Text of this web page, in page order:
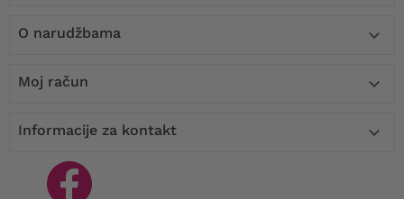
O narudžbama 
Moj račun 
Informacije za kontakt 